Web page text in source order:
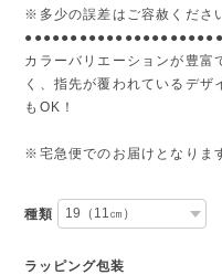
※多少の誤差はご容赦くださ
カラーバリエーションが豊富
く、指先が覆われているデザ
もOK！
※宅急便でのお届けとなりま
種類
ラッピング包装